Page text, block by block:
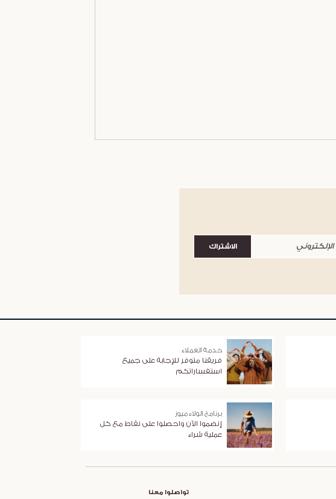
الاشتراك
خدمة العملاء
فريقنا متوفر للإجابة على جميع
استفساراتكم
برنامج الولاء ميوز
إنضموا الآن واحصلوا على نقاط مع كل
عملية شراء
تواصلوا معنا